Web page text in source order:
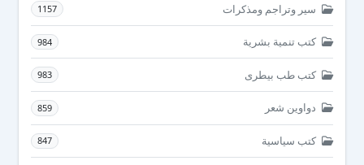
سير وتراجم ومذكرات 1157
كتب تنمية بشرية 984
كتب طب بيطرى 983
دواوين شعر 859
كتب سياسية 847